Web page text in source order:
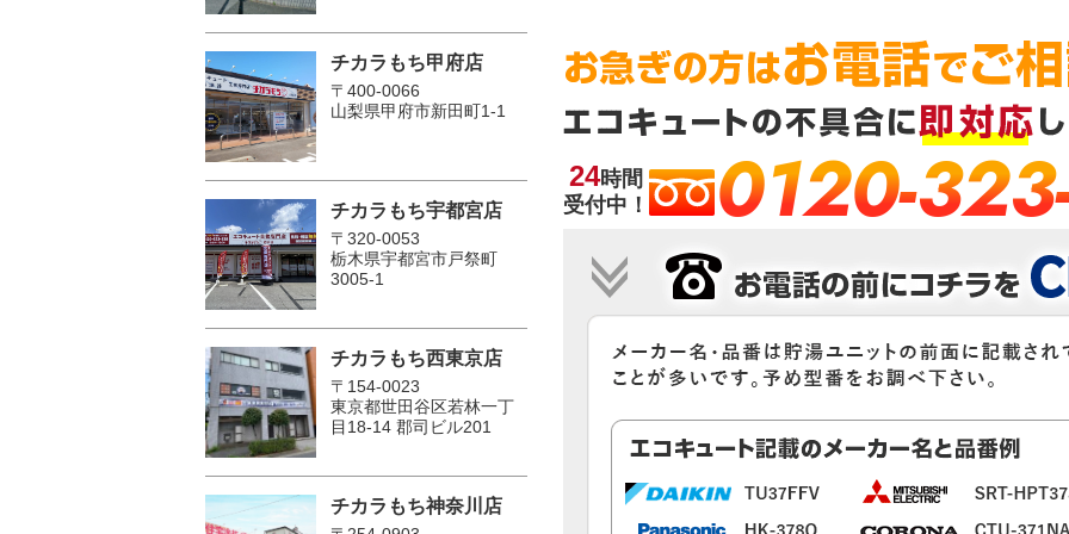
24時間
受付中！
0120-
チカラもち甲府店
〒400-0066
山梨県甲府市新田町1-1
チカラもち宇都宮店
〒320-0053
栃木県宇都宮市戸祭町
3005-1
チカラもち西東京店
〒154-0023
東京都世田谷区若林一丁
目18-14 郡司ビル201
チカラもち神奈川店